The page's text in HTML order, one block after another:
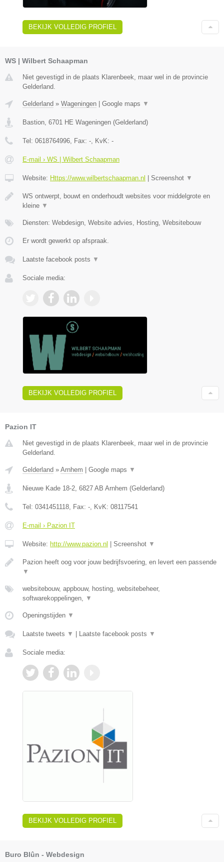
BEKIJK VOLLEDIG PROFIEL
WS | Wilbert Schaapman
Niet gevestigd in de plaats Klarenbeek, maar wel in de provincie
Gelderland.
Gelderland » Wageningen | Google maps ▼
Bastion 6701 HE Wageningen (Gelderland)
Tel: 0618764996 , Fax: - , KvK: -
E-mail › WS | Wilbert Schaapman
Website: Https://www.wilbertschaapman.nl | Screenshot ▼
WS ontwerpt, bouwt en onderhoudt websites voor middelgrote en
kleine ▼
Diensten: Webdesign, Website advies, Hosting, Websitebouw
Er wordt gewerkt op afspraak.
Laatste facebook posts ▼
Sociale media:
BEKIJK VOLLEDIG PROFIEL
Pazion IT
Niet gevestigd in de plaats Klarenbeek, maar wel in de provincie
Gelderland.
Gelderland » Arnhem Google maps ▼
Nieuwe Kade 18-2 6827 AB Arnhem (Gelderland)
Tel: 0341451118 , Fax: - , KvK: 08117541
E-mail › Pazion IT
Website: http://www.pazion.nl Screenshot ▼
Pazion heeft oog voor jouw bedrijfsvoering, en levert een passende
▼
websitebouw, appbouw, hosting, websitebeheer,
softwarekoppelingen,
▼
Openingstijden ▼
Laatste tweets ▼ Laatste facebook posts ▼
Sociale media:
BEKIJK VOLLEDIG PROFIEL
Buro Blûn - Webdesign